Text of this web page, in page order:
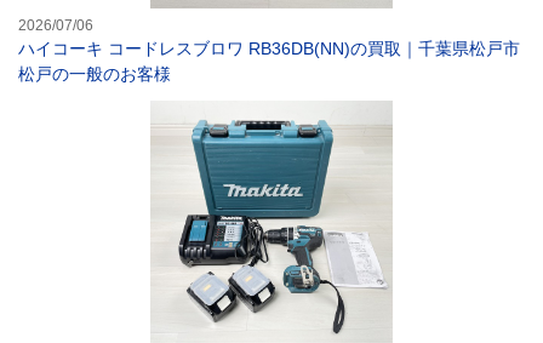
2026/07/06
ハイコーキ コードレスブロワ RB36DB(NN)の買取｜千葉県松戸市
松戸の一般のお客様